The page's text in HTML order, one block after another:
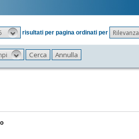
risultati per pagina ordinati per Rilevanza